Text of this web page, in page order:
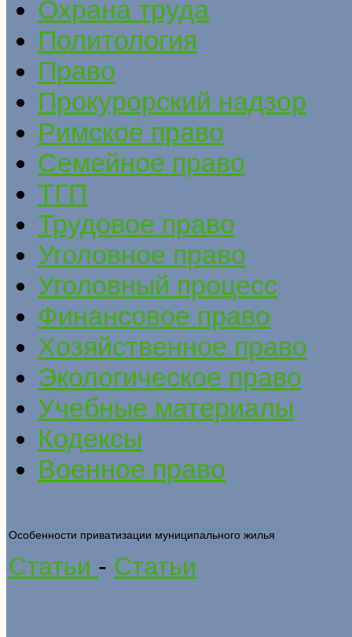
Охрана труда
Политология
Право
Прокурорский надзор
Римское право
Семейное право
ТГП
Трудовое право
Уголовное право
Уголовный процесс
Финансовое право
Хозяйственное право
Экологическое право
Учебные материалы
Кодексы
Военное право
Особенности приватизации муниципального жилья
Статьи - Статьи